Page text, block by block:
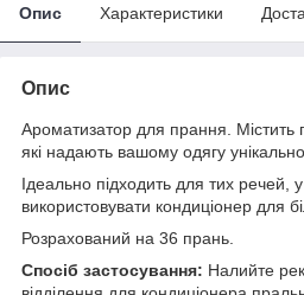
Опис Характеристики
Опис
Ароматизатор для прання. Містить
які надають вашому одягу
Ідеально підходить для тих речей,
використовувати кондиціонер для
Розрахований на 36 прань.
Спосіб застосування: Налийте